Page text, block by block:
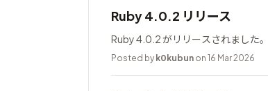
Ruby 4.0.2 リリース
Ruby 4.0.2 がリリースされました。
Posted by k0kubun on 16 Mar 2026